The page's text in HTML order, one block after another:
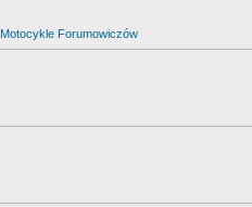
Motocykle Forumowiczów